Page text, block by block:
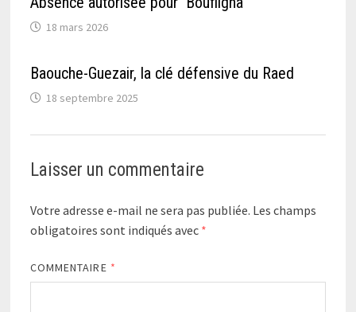
18 mars 2026
Baouche-Guezair, la clé défensive du Raed
18 septembre 2025
Laisser un commentaire
Votre adresse e-mail ne sera pas publiée. Les champs
obligatoires sont indiqués avec *
COMMENTAIRE *